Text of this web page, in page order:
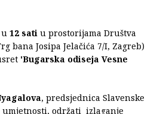
u 12 sati u prostorijama Društva
bana Josipa Jelačića 7/I, Zagreb)
'Bugarska odiseja Vesne
, predsjednica Slavenske
održati izlaganje